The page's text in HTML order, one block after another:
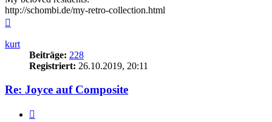
http://schombi.de/my-retro-collection.html
kurt
Beiträge: 228
Registriert: 26.10.2019, 20:11
Re: Joyce auf Composite